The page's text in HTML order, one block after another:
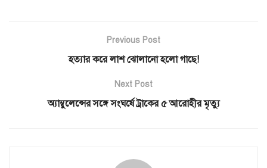
Previous Post
হত্যার করে লাশ ঝোলানো হলো গাছে!
Next Post
অ্যাম্বুলেন্সের সঙ্গে সংঘর্ষে ট্রাকের ৫ আরোহীর মৃত্যু